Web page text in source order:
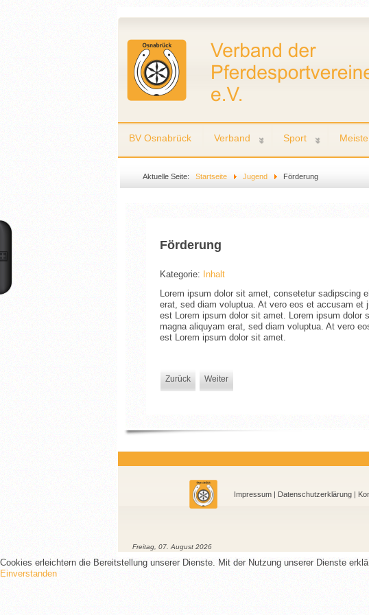
BV Osnabrück Verband Sport
Aktuelle Seite: Startseite Jugend Förderung
Förderung
Kategorie: Inhalt
Lorem ipsum dolor sit amet, consetetur sadipscing
erat, sed diam voluptua. At vero eos et accusam
est Lorem ipsum dolor sit amet. Lorem ipsum dolor
magna aliquyam erat, sed diam voluptua. At vero
est Lorem ipsum dolor sit amet.
Zurück Weiter
Impressum| Datenschutzerklärung|
Freitag, 07. August 2026
Cookies erleichtern die Bereitstellung unserer Dienste. Mit der Nutzung unserer Dienste
Einverstanden